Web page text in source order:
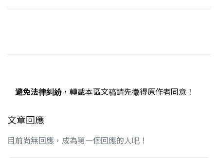
避免法律糾紛，轉載本區文稿請先徵得原作者同意！
文章回應
目前尚無回應，成為第一個回應的人吧！